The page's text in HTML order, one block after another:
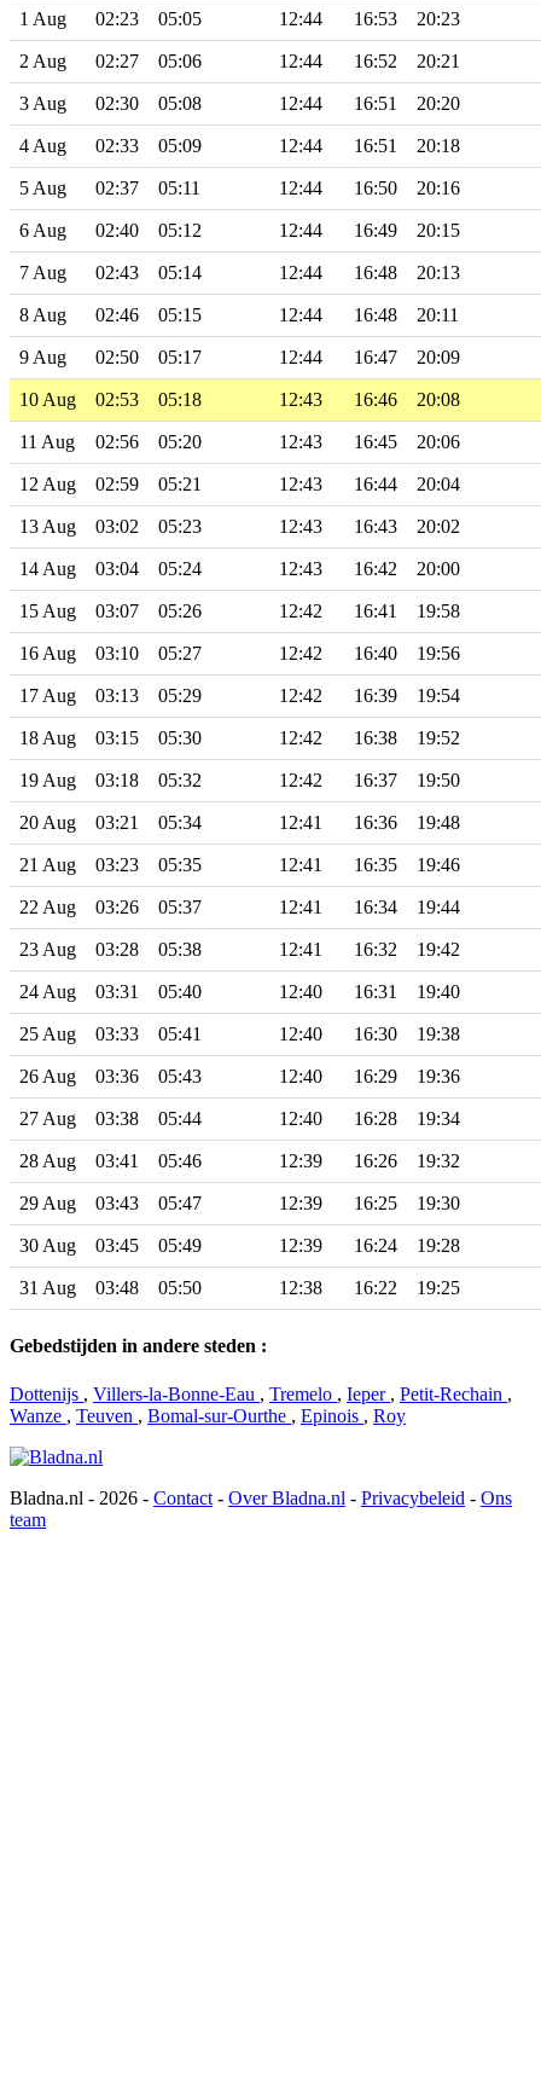
1 Aug 02:23 05:05 12:44 16:53 20:23
2 Aug 02:27 05:06 12:44 16:52 20:21
3 Aug 02:30 05:08 12:44 16:51 20:20
4 Aug 02:33 05:09 12:44 16:51 20:18
5 Aug 02:37 05:11 12:44 16:50 20:16
6 Aug 02:40 05:12 12:44 16:49 20:15
7 Aug 02:43 05:14 12:44 16:48 20:13
8 Aug 02:46 05:15 12:44 16:48 20:11
9 Aug 02:50 05:17 12:44 16:47 20:09
10 Aug 02:53 05:18 12:43 16:46 20:08
11 Aug 02:56 05:20 12:43 16:45 20:06
12 Aug 02:59 05:21 12:43 16:44 20:04
13 Aug 03:02 05:23 12:43 16:43 20:02
14 Aug 03:04 05:24 12:43 16:42 20:00
15 Aug 03:07 05:26 12:42 16:41 19:58
16 Aug 03:10 05:27 12:42 16:40 19:56
17 Aug 03:13 05:29 12:42 16:39 19:54
18 Aug 03:15 05:30 12:42 16:38 19:52
19 Aug 03:18 05:32 12:42 16:37 19:50
20 Aug 03:21 05:34 12:41 16:36 19:48
21 Aug 03:23 05:35 12:41 16:35 19:46
22 Aug 03:26 05:37 12:41 16:34 19:44
23 Aug 03:28 05:38 12:41 16:32 19:42
24 Aug 03:31 05:40 12:40 16:31 19:40
25 Aug 03:33 05:41 12:40 16:30 19:38
26 Aug 03:36 05:43 12:40 16:29 19:36
27 Aug 03:38 05:44 12:40 16:28 19:34
28 Aug 03:41 05:46 12:39 16:26 19:32
29 Aug 03:43 05:47 12:39 16:25 19:30
30 Aug 03:45 05:49 12:39 16:24 19:28
31 Aug 03:48 05:50 12:38 16:22 19:25
Gebedstijden in andere steden :
Dottenijs , Villers-la-Bonne-Eau , Tremelo , Ieper , Petit-Rechain ,
Wanze , Teuven , Bomal-sur-Ourthe , Epinois , Roy
Bladna.nl - 2026 - Contact - Over Bladna.nl - Privacybeleid - Ons
team